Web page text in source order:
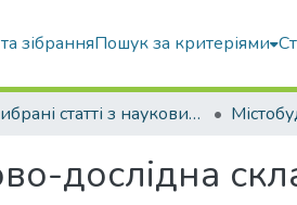
зібранняПошук за критеріями
Вибрані статті з наукових збірників КНУБА
дослідна